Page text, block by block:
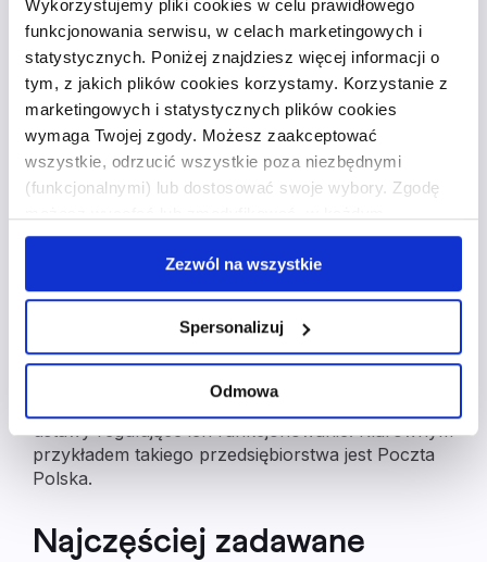
Wykorzystujemy pliki cookies w celu prawidłowego
funkcjonowania serwisu, w celach marketingowych i
statystycznych. Poniżej znajdziesz więcej informacji o
tym, z jakich plików cookies korzystamy. Korzystanie z
marketingowych i statystycznych plików cookies
wymaga Twojej zgody. Możesz zaakceptować
wszystkie, odrzucić wszystkie poza niezbędnymi
(funkcjonalnymi) lub dostosować swoje wybory. Zgodę
momencie. Wycofanie zgody nie wpływa na zgodność z
prawem przetwarzania, którego dokonano przed
wycofaniem. Więcej informacji o wykorzystaniu plików
cookie oraz zasadach przetwarzania danych osobowych
Zezwól na wszystkie
Spersonalizuj
Odmowa
czy przemysłowe.
Publiczny sektor
przedsiębiorstw
W sektorze publicznym mówimy
o przedsiębiorstwach, które mogą należeć do
Skarbu Państwa, być własnością komunalną lub
własnością mieszaną. Wśród nich występują
przedsiębiorstwa, które funkcjonują na zasadach
przykładem przedsiębiorstw w sektorze
publicznym są firmy, które nie podlegają
przepisom ustawy o prowadzeniu działalności
ustawy regulujące ich funkcjonowanie. Klarownym
przykładem takiego przedsiębiorstwa jest Poczta
Polska.
Najczęściej zadawane